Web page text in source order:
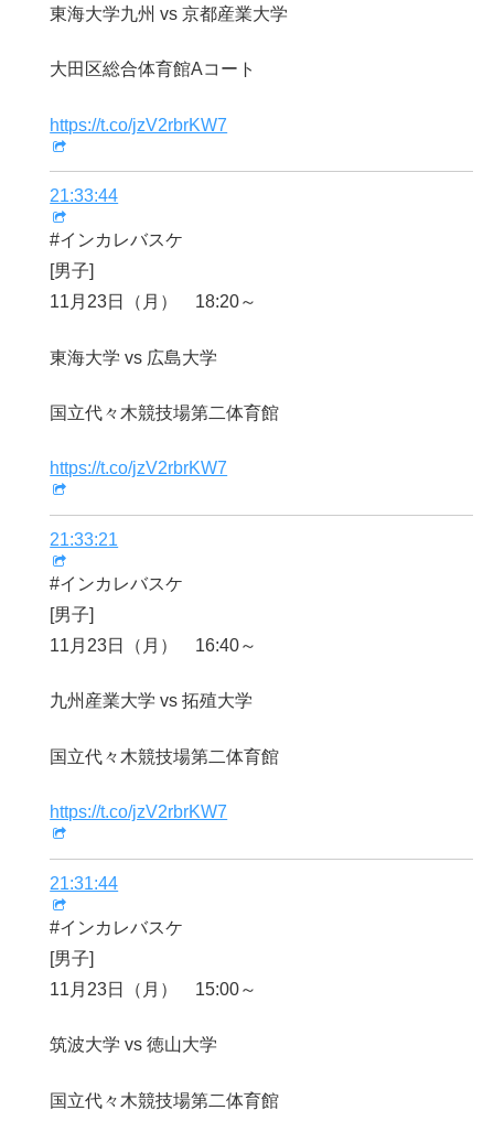
東海大学九州 vs 京都産業大学
大田区総合体育館Aコート
https://t.co/jzV2rbrKW7
21:33:44
#インカレバスケ
[男子]
11月23日（月） 18:20～
東海大学 vs 広島大学
国立代々木競技場第二体育館
https://t.co/jzV2rbrKW7
21:33:21
#インカレバスケ
[男子]
11月23日（月） 16:40～
九州産業大学 vs 拓殖大学
国立代々木競技場第二体育館
https://t.co/jzV2rbrKW7
21:31:44
#インカレバスケ
[男子]
11月23日（月） 15:00～
筑波大学 vs 徳山大学
国立代々木競技場第二体育館